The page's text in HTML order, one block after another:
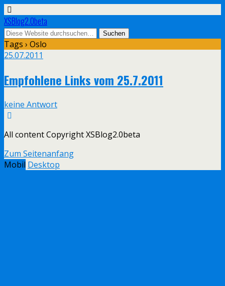
XSBlog2.0beta
Tags › Oslo
25.07.2011
Empfohlene Links vom 25.7.2011
keine Antwort
All content Copyright XSBlog2.0beta
Zum Seitenanfang
Mobil Desktop